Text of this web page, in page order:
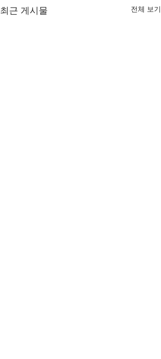
최근 게시물 전체 보기